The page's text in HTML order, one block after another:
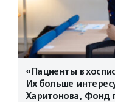
«Пациенты в
Их больше
Харитонова, Фонд